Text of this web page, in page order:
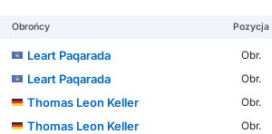
Obrońcy Pozycja
Leart Paqarada Obr.
Leart Paqarada
Obr.
Thomas Leon Keller
Obr.
Thomas Leon Keller
Obr.